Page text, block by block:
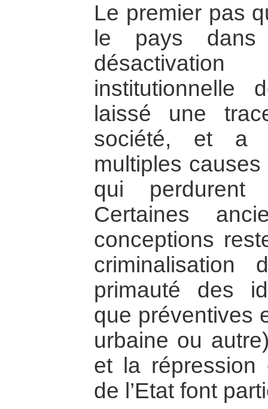
Le premier pas
le pays
institutionnelle
laissé une
société, et a
multiples
qui perdurent
Certaines
conceptions
primauté des
que préventives
urbaine ou
et la répression
de l’Etat font